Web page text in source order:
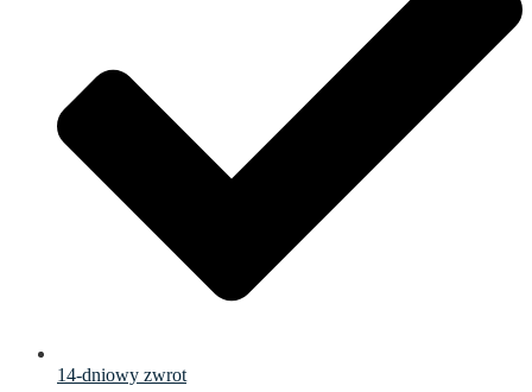
14-dniowy zwrot